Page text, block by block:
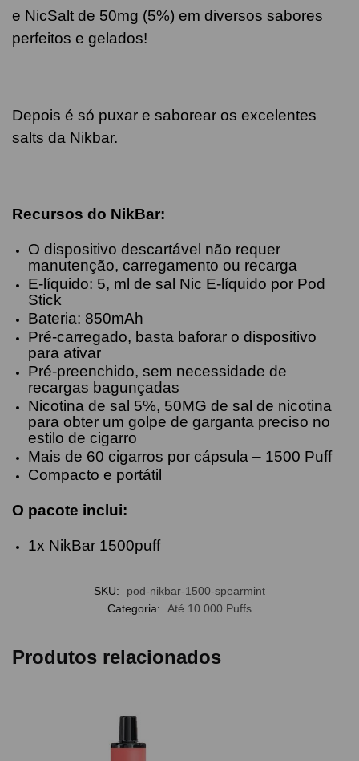
e NicSalt de 50mg (5%) em diversos sabores
perfeitos e gelados!
Depois é só puxar e saborear os excelentes
salts da Nikbar.
Recursos do NikBar:
O dispositivo descartável não requer
manutenção, carregamento ou recarga
E-líquido: 5, ml de sal Nic E-líquido por Pod
Stick
Bateria: 850mAh
Pré-carregado, basta baforar o dispositivo
para ativar
Pré-preenchido, sem necessidade de
recargas bagunçadas
Nicotina de sal 5%, 50MG de sal de nicotina
para obter um golpe de garganta preciso no
estilo de cigarro
Mais de 60 cigarros por cápsula – 1500 Puff
Compacto e portátil
O pacote inclui:
1x NikBar 1500puff
SKU:
pod-nikbar-1500-spearmint
Categoria:
Até 10.000 Puffs
Produtos relacionados